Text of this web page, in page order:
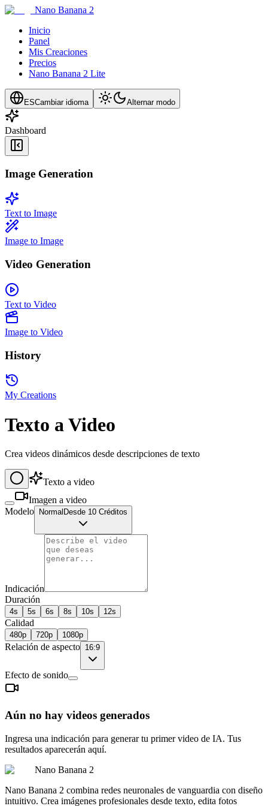
Nano Banana 2
Inicio
Panel
Mis Creaciones
Precios
Nano Banana 2 Lite
ESCambiar idioma Alternar modo
Dashboard
Image Generation
Text to Image
Image to Image
Video Generation
Text to Video
Image to Video
History
My Creations
Texto a Video
Crea videos dinámicos desde descripciones de texto
Texto a video
Imagen a video
Modelo
Normal Desde 10 Créditos
Indicación
Duración
4s 5s 6s 8s 10s 12s
Calidad
480p 720p 1080p
Relación de aspecto 16:9
Efecto de sonido
Aún no hay videos generados
Ingresa una indicación para generar tu primer video de IA. Tus
resultados aparecerán aquí.
Nano Banana 2
Nano Banana 2 combina redes neuronales de vanguardia con diseño
intuitivo. Crea imágenes profesionales desde texto, edita fotos